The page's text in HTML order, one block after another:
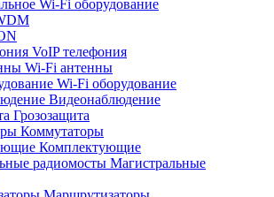
Wi-Fi оборудование
VoIP телефония
Wi-Fi антенны
Wi-Fi оборудование
Видеонаблюдение
Грозозащита
Коммутаторы
Комплектующие
Магистральные